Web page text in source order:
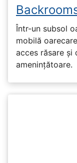
Într-un subsol
mobilă
acces răsare și
amenințătoare.